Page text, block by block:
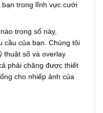
bạn trong lĩnh vực cưới
trong số này,
cầu của bạn. Chúng tôi
thuật số và overlay
phải chăng được thiết
cho nhiếp ảnh của